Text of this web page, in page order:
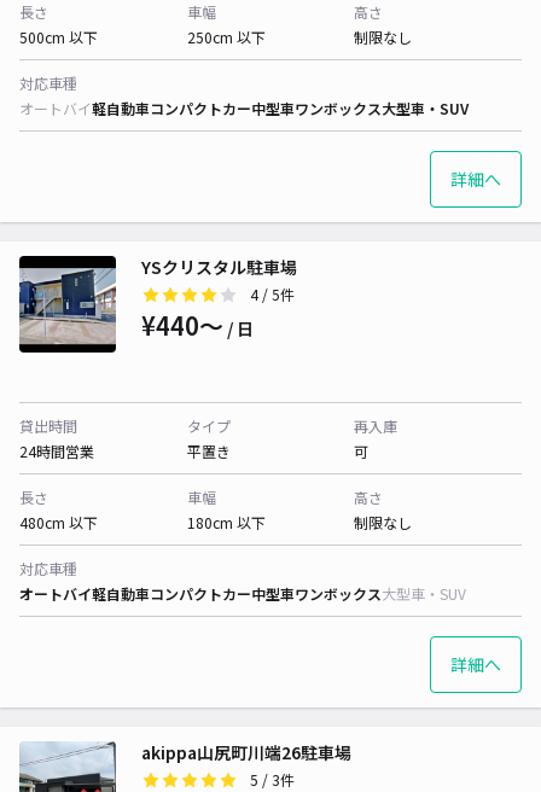
長さ
500cm 以下
車幅
250cm 以下
高さ
制限なし
対応車種
オートバイ軽自動車コンパクトカー中型車ワンボックス大型車・SUV
詳細へ
YSクリスタル駐車場
4/ 5件
¥440〜 / 日
貸出時間
24時間営業
タイプ
平置き
再入庫
可
長さ
480cm 以下
車幅
180cm 以下
高さ
制限なし
対応車種
オートバイ軽自動車コンパクトカー中型車ワンボックス大型車・SUV
詳細へ
akippa山尻町川端26駐車場
5 / 3件